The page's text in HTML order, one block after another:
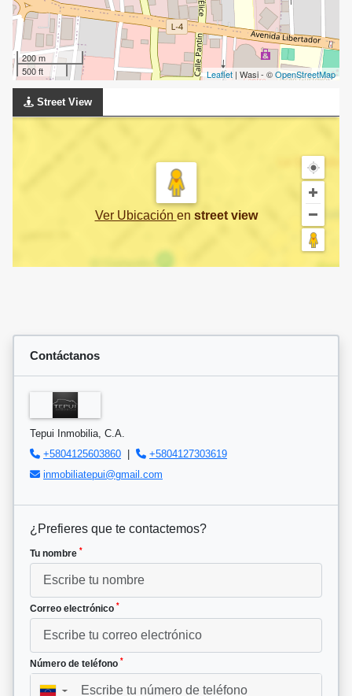
200 m
500 ft
Leaflet | Wasi - ©OpenStreetMap
Street View
Ver Ubicación en street view
Contáctanos
Tepui Inmobilia, C.A.
+5804125603860 |
+5804127303619
inmobiliatepui@gmail.com
¿Prefieres que te contactemos?
Tu nombre *
Correo electrónico *
Número de teléfono *
▼